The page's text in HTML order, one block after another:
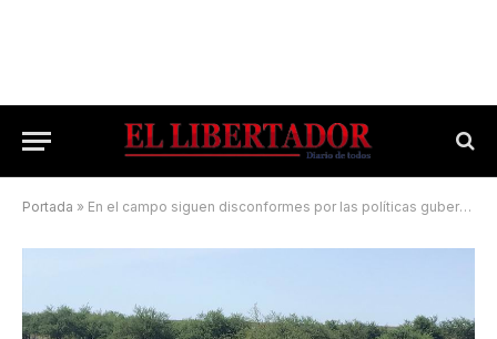
Portada » En el campo siguen disconformes por las políticas gubernamentales